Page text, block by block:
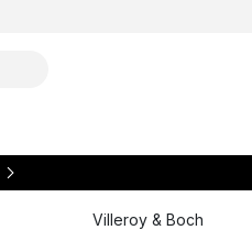
Villeroy & Boch